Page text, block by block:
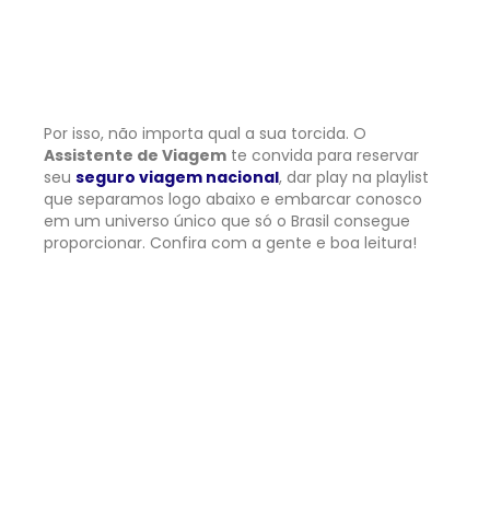
Por isso, não importa qual a sua torcida. O
Assistente de Viagem te convida para reservar
seu seguro viagem nacional, dar play na playlist
que separamos logo abaixo e embarcar conosco
em um universo único que só o Brasil consegue
proporcionar. Confira com a gente e boa leitura!